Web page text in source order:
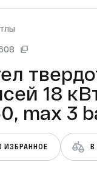
(с плитой)
max 3
ИЗБРАННОЕ